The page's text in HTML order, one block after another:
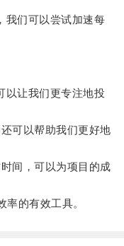
们可以尝试加速每
让我们更专注地投
可以帮助我们更好地
间，可以为项目的成
的有效工具。